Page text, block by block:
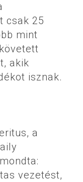
csak 25
mint
akik
isznak.
a
vezetést,